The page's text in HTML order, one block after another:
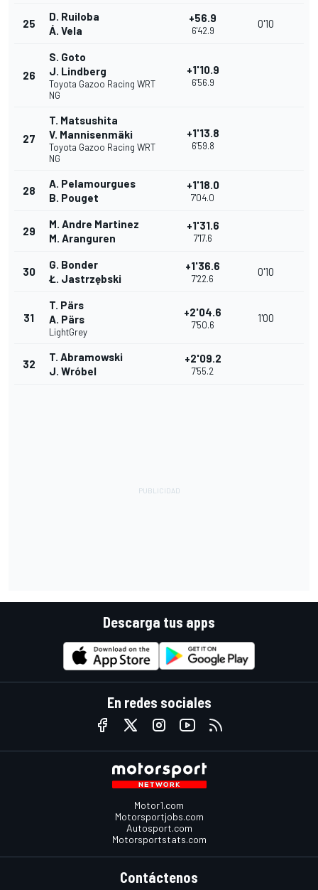
25
D. Ruiloba
Á. Vela
+56.9
6'42.9
0'10
26
S. Goto
J. Lindberg
Toyota Gazoo Racing WRT
NG
+1'10.9
6'56.9
27
T. Matsushita
V. Mannisenmäki
Toyota Gazoo Racing WRT
NG
+1'13.8
6'59.8
28
A. Pelamourgues
B. Pouget
+1'18.0
7'04.0
29
M. Andre Martinez
M. Aranguren
+1'31.6
7'17.6
30
G. Bonder
Ł. Jastrzębski
+1'36.6
7'22.6
0'10
31
T. Pärs
A. Pärs
LightGrey
+2'04.6
7'50.6
1'00
32
T. Abramowski
J. Wróbel
+2'09.2
7'55.2
Descarga tus apps
En redes sociales
Motor1.com
Motorsportjobs.com
Autosport.com
Motorsportstats.com
Contáctenos